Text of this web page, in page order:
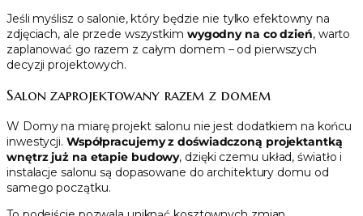
Jeśli myślisz o salonie, który będzie nie tylko efektowny na
zdjęciach, ale przede wszystkim wygodny na co dzień, warto
zaplanować go razem z całym domem – od pierwszych
decyzji projektowych.
Salon zaprojektowany razem z domem
W Domy na miarę projekt salonu nie jest dodatkiem na końcu
inwestycji. Współpracujemy z doświadczoną projektantką
wnętrz już na etapie budowy, dzięki czemu układ, światło i
instalacje salonu są dopasowane do architektury domu od
samego początku.